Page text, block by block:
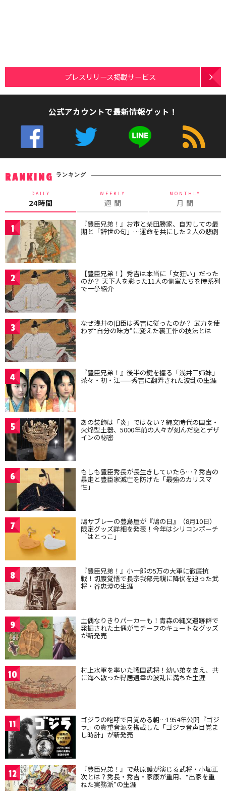
プレスリリース掲載サービス
公式アカウントで最新情報ゲット！
RANKING ランキング
DAILY
24時間
WEEKLY
週 間
MONTHLY
月 間
1 『豊臣兄弟！』お市と柴田勝家、自刃しての最
期と「辞世の句」…運命を共にした２人の悲劇
2 【豊臣兄弟！】秀吉は本当に「女狂い」だった
のか？ 天下人を彩った11人の側室たちを時系列
で一挙紹介
3 なぜ浅井の旧臣は秀吉に従ったのか？ 武力を使
わず“自分の味方”に変えた裏工作の技法とは
4 『豊臣兄弟！』後半の鍵を握る「浅井三姉妹」
茶々・初・江——秀吉に翻弄された波乱の生涯
5 あの装飾は「炎」ではない？縄文時代の国宝・
火焔型土器、5000年前の人々が刻んだ謎とデザ
インの秘密
6 もしも豊臣秀長が長生きしていたら…？秀吉の
暴走と豊臣家滅亡を防げた「最強のカリスマ
性」
7 鳩サブレーの豊島屋が『鳩の日』（8月10日）
限定グッズ詳細を発表！今年はシリコンポーチ
「はとっこ」
8 『豊臣兄弟！』小一郎の5万の大軍に徹底抗
戦！切腹覚悟で長宗我部元親に降伏を迫った武
将・谷忠澄の生涯
9 土偶なりきりパーカーも！青森の縄文遺跡群で
発掘された土偶がモチーフのキュートなグッズ
が新発売
10 村上水軍を率いた戦国武将！幼い弟を支え、共
に海へ散った得居通幸の波乱に満ちた生涯
11 ゴジラの咆哮で目覚める朝…1954年公開『ゴジ
ラ』の貴重音源を搭載した「ゴジラ音声目覚ま
し時計」が新発売
12 『豊臣兄弟！』で萩原護が演じる武将・小堀正
次とは？秀長・秀吉・家康が重用、“出家を重
ねた実務派”の生涯